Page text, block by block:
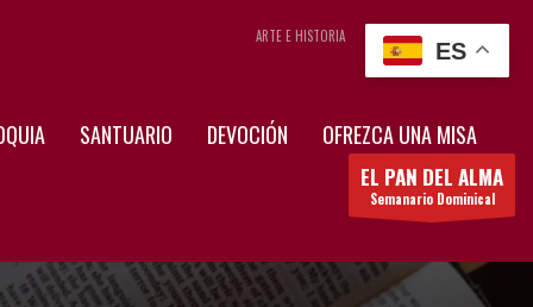
ARTE E HISTORIA CONTÁCTENOS
SANTUARIO DEVOCIÓN OFREZCA UNA MISA
EL PAN DEL ALMA
Semanario Dominical
ES